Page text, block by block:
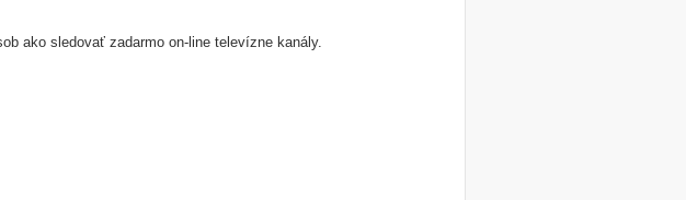
ako sledovať zadarmo on-line televízne kanály.